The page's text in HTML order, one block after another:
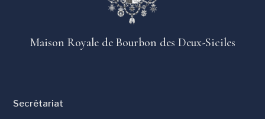
Maison Royale de Bourbon des Deux-Siciles
Secrétariat